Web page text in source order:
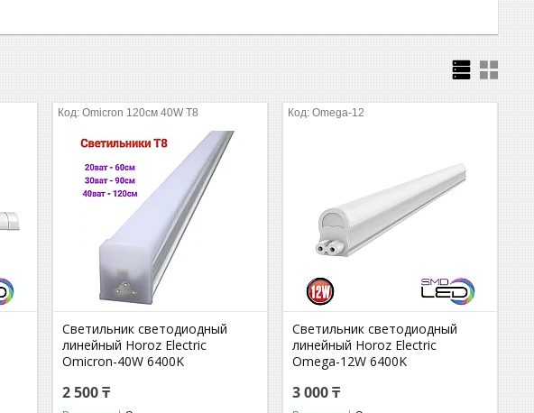
Omicron 120см 40W T8
Светильник светодиодный
линейный Horoz Electric
Omicron-40W 6400K
2 500 ₸
Omega-12
Светильник светодиодный
линейный Horoz Electric
Omega-12W 6400K
3 000 ₸